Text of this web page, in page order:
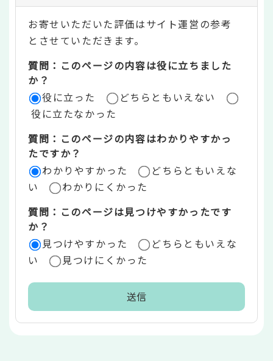
テ
ン
ツ
評
価
リ
ア
お寄せいただいた評価はサイト運営の参考
とさせていただきます。
質問：このページの内容は役に立ちました
か？
役に立った
どちらともいえない
役に立たなかった
質問：このページの内容はわかりやすかっ
たですか？
わかりやすかった
どちらともいえな
い
わかりにくかった
質問：このページは見つけやすかったです
か？
見つけやすかった
どちらともいえな
い
見つけにくかった